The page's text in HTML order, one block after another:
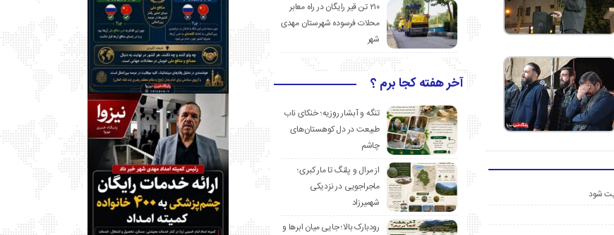
شود
۲۱۰ تن قیر رایگان در راه معابر
محلات فرسوده شهرستان مهدی
شهر
آخر هفته کجا برم ؟
تنگه و آبشار روزیه؛ خنکای ناب
طبیعت در دل کوهستان‌های
چاشم
از مرال و پلنگ تا مار کبری؛
ماجراجویی در نزدیکی
شهمیرزاد
رودبارک بالا؛ جایی میان ابرها و